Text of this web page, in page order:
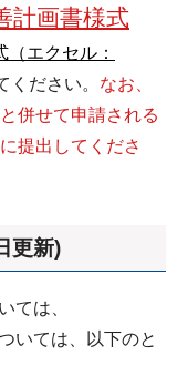
計画書様式
（エクセル：
ください。 なお、
併せて申請される
提出してくださ
更新)
ては、
いては、以下のと